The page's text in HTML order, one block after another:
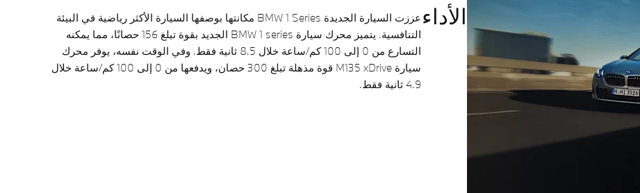
الأداء
عززت السيارة الجديدة BMW 1 Series مكانتها بوصفها السيارة الأكثر رياضية في البيئة
التنافسية. يتميز محرك سيارة BMW 1 series الجديد بقوة تبلغ 156 حصانًا، مما يمكنه
التسارع من 0 إلى 100 كم/ساعة خلال 8.5 ثانية فقط. وفي الوقت نفسه، يوفر محرك
سيارة M135 xDrive قوة مذهلة تبلغ 300 حصان، ويدفعها من 0 إلى 100 كم/ساعة خلال
4.9 ثانية فقط.